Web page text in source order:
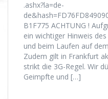
.ashx?la=de-
B1F775 ACHTUNG !
ein wichtiger Hinweis
und beim Laufen auf
Zudem gilt in Frankfurt
strikt die 3G-Regel. Wir
Geimpfte und […]